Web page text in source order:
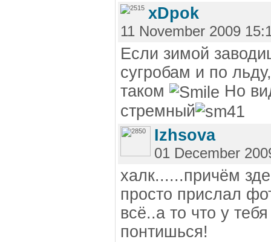
xDpok
11 November 2009
Если зимой
сугробам и по
таком
Но
стремный
Izhsova
01 December
халк......причём
просто прислал
всё..а то что у
понтишься!